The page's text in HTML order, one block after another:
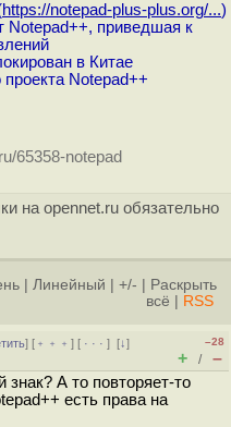
https://notepad-plus-plus.org/...)
Notepad++, приведшая к
в Китае
Notepad++
65358-notepad
на opennet.ru обязательно
Линейный +/-
Раскрыть
всё
RSS
] [ ﹢﹢﹢] [ · · ·][↓]
–28
+ / –
знак? А то повторяет-то
есть права на